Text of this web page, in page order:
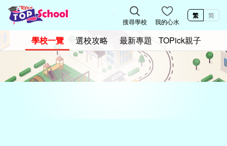
搜尋學校 我的心水
繁 简
學校一覽 選校攻略 最新專題 TOPick親子